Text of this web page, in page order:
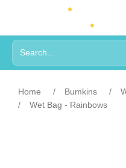
Home Bumkins
Wet Bag - Rainbows